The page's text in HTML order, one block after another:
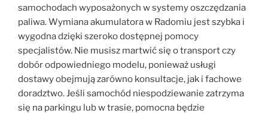
samochodach wyposażonych w systemy oszczędzania
paliwa. Wymiana akumulatora w Radomiu jest szybka i
wygodna dzięki szeroko dostępnej pomocy
specjalistów. Nie musisz martwić się o transport czy
dobór odpowiedniego modelu, ponieważ usługi
dostawy obejmują zarówno konsultacje, jak i fachowe
doradztwo. Jeśli samochód niespodziewanie zatrzyma
się na parkingu lub w trasie, pomocna będzie